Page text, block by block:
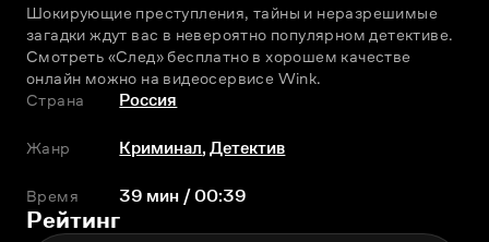
Шокирующие преступления, тайны и неразрешимые
загадки ждут вас в невероятно популярном детективе.
Смотреть «След» бесплатно в хорошем качестве
онлайн можно на видеосервисе Wink.
Страна
Россия
Жанр Криминал,Детектив
Время 39 мин / 00:39
Рейтинг